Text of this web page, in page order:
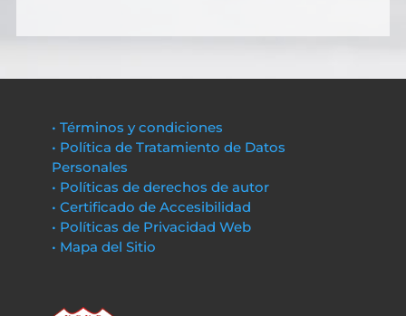
• Términos y condiciones
• Política de Tratamiento de Datos
Personales
• Políticas de derechos de autor
• Certificado de Accesibilidad
• Políticas de Privacidad Web
• Mapa del Sitio